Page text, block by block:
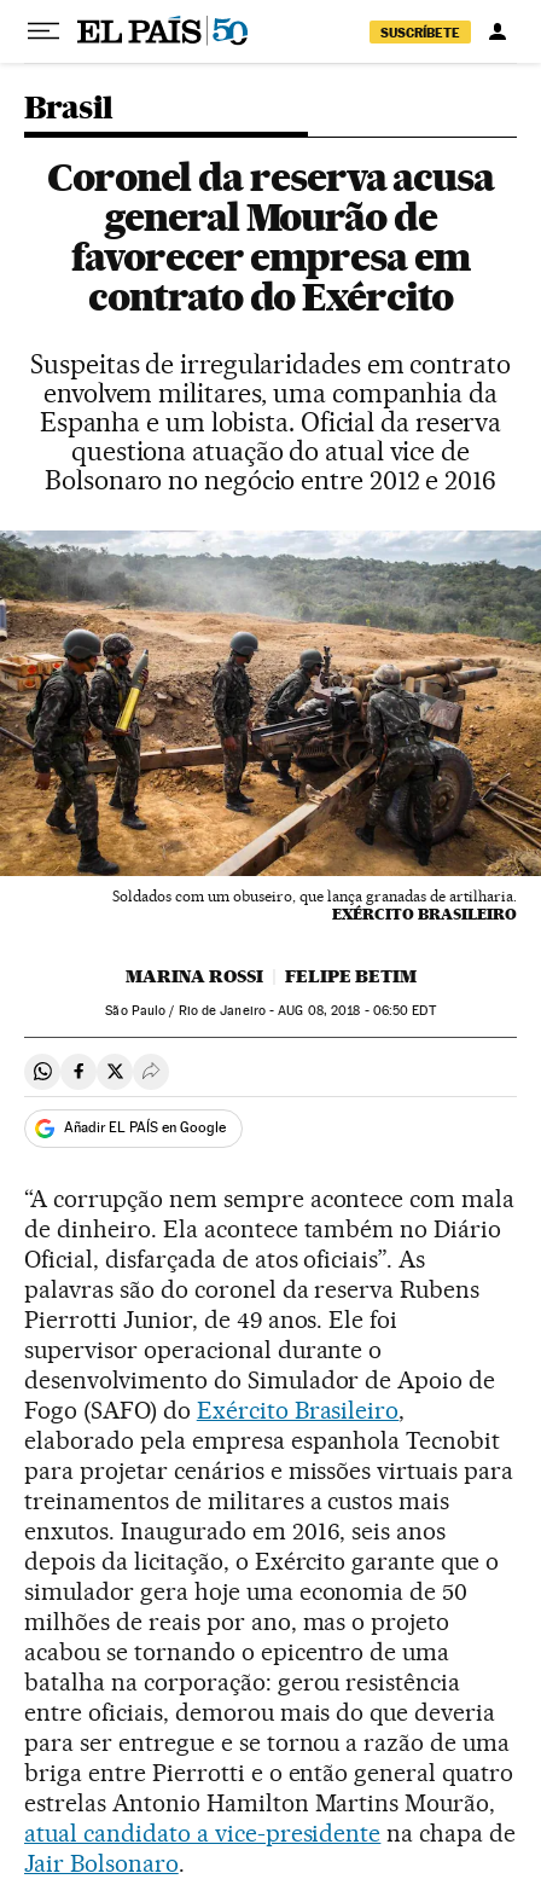
Pular para o conteúdo
SUSCRÍBETE
Brasil
Coronel da reserva acusa
general Mourão de
favorecer empresa em
contrato do Exército
Suspeitas de irregularidades em contrato
envolvem militares, uma companhia da
Espanha e um lobista. Oficial da reserva
questiona atuação do atual vice de
Bolsonaro no negócio entre 2012 e 2016
Soldados com um obuseiro, que lança granadas de artilharia.
EXÉRCITO BRASILEIRO
MARINA ROSSI FELIPE BETIM
São Paulo / Rio de Janeiro -AUG 08, 2018 - 06:50 EDT
Compartir en Whatsapp
Compartir en Facebook
Compartir en Twitter
Desplegar Redes Sociales
Añadir EL PAÍS en Google
“A corrupção nem sempre acontece com mala
de dinheiro. Ela acontece também no Diário
Oficial, disfarçada de atos oficiais”. As
palavras são do coronel da reserva Rubens
Pierrotti Junior, de 49 anos. Ele foi
supervisor operacional durante o
desenvolvimento do Simulador de Apoio de
Fogo (SAFO) do Exército Brasileiro,
elaborado pela empresa espanhola Tecnobit
para projetar cenários e missões virtuais para
treinamentos de militares a custos mais
enxutos. Inaugurado em 2016, seis anos
depois da licitação, o Exército garante que o
simulador gera hoje uma economia de 50
milhões de reais por ano, mas o projeto
acabou se tornando o epicentro de uma
batalha na corporação: gerou resistência
entre oficiais, demorou mais do que deveria
para ser entregue e se tornou a razão de uma
briga entre Pierrotti e o então general quatro
estrelas Antonio Hamilton Martins Mourão,
atual candidato a vice-presidente na chapa de
Jair Bolsonaro.